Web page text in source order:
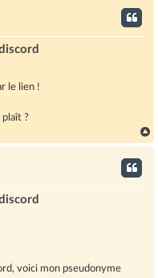
le lien !
?
a
voici mon pseudonyme